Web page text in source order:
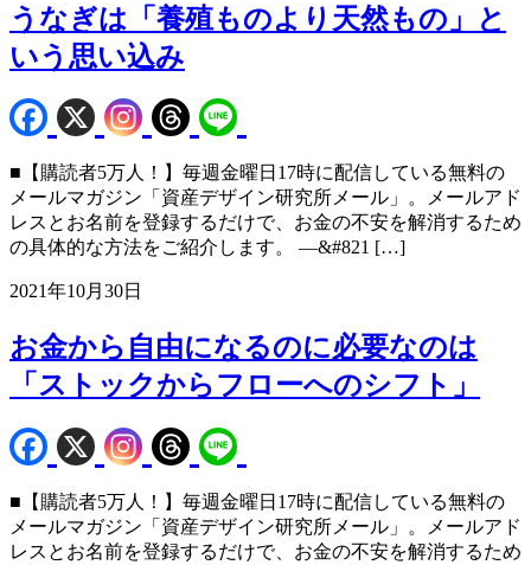
うなぎは「養殖ものより天然もの」と
いう思い込み
■【購読者5万人！】毎週金曜日17時に配信している無料の
メールマガジン「資産デザイン研究所メール」。メールアド
レスとお名前を登録するだけで、お金の不安を解消するため
の具体的な方法をご紹介します。 —&#821 […]
2021年10月30日
お金から自由になるのに必要なのは
「ストックからフローへのシフト」
■【購読者5万人！】毎週金曜日17時に配信している無料の
メールマガジン「資産デザイン研究所メール」。メールアド
レスとお名前を登録するだけで、お金の不安を解消するため